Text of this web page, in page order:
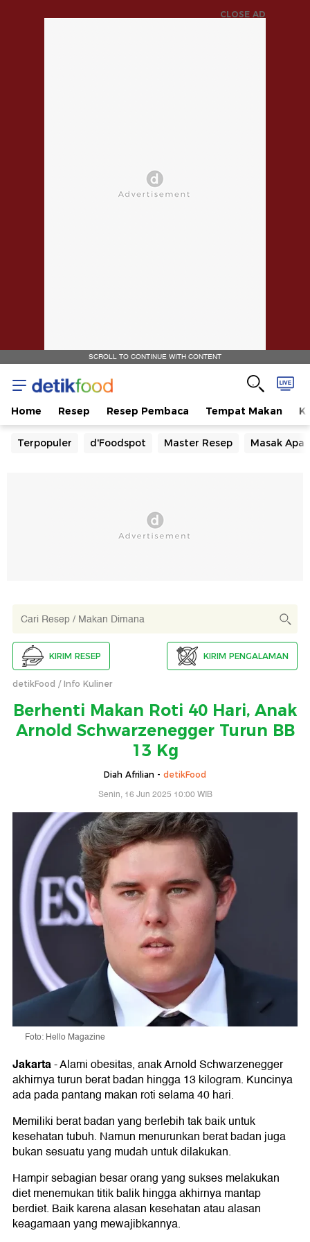
CLOSE AD
SCROLL TO CONTINUE WITH CONTENT
Home Resep Resep Pembaca Tempat Makan
Terpopuler d'Foodspot Master Resep Masak Apa
KIRIM RESEP KIRIM PENGALAMAN
detikFood Info Kuliner
Berhenti Makan Roti 40 Hari, Anak
Arnold Schwarzenegger Turun BB
13 Kg
Diah Afrilian - detikFood
Senin, 16 Jun 2025 10:00 WIB
Foto: Hello Magazine
Jakarta-Alami obesitas, anak Arnold Schwarzenegger
akhirnya turun berat badan hingga 13 kilogram. Kuncinya
ada pada pantang makan roti selama 40 hari.
Memiliki berat badan yang berlebih tak baik untuk
kesehatan tubuh. Namun menurunkan berat badan juga
bukan sesuatu yang mudah untuk dilakukan.
Hampir sebagian besar orang yang sukses melakukan
diet menemukan titik balik hingga akhirnya mantap
berdiet. Baik karena alasan kesehatan atau alasan
keagamaan yang mewajibkannya.